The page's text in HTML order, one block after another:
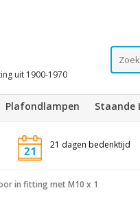
uit 1900-1970
Plafondlampen Staande
21 dagen bedenktijd
in fitting met M10 x 1